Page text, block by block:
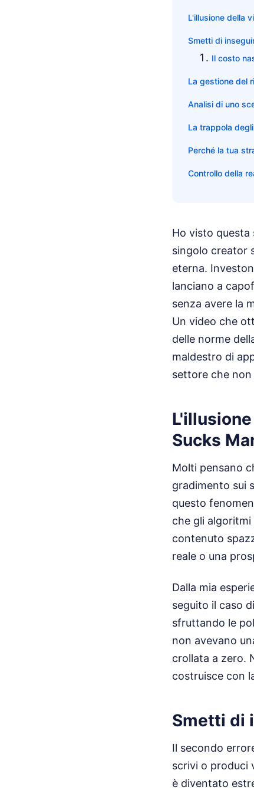
L'illusione della
Smetti di
Il costo
La gestione del
Analisi di uno
La trappola
Perché la tua
Controllo della
Ho visto
singolo creator
eterna.
lanciano a
senza avere la
Un video che
delle norme
maldestro di
settore che
Sucks
Molti pensano
gradimento sui
questo
che gli
contenuto
reale o una
Dalla mia
seguito il caso
sfruttando le
non avevano
crollata a zero.
costruisce con
Smetti di
Il secondo
scrivi o produci
è diventato